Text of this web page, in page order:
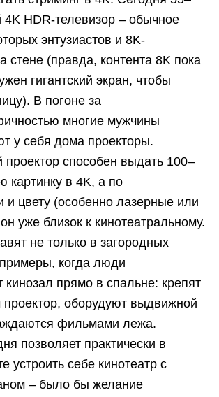
HDR-телевизор – обычное
энтузиастов и 8K-
стене (правда, контента 8K пока
гигантский экран, чтобы
В погоне за
многие мужчины
у себя дома проекторы.
способен выдать 100–
картинку в 4K, а по
и цвету (особенно лазерные или
уже близок к кинотеатральному.
не только в загородных
когда люди
кинозал прямо в спальне: крепят
проектор, оборудуют выдвижной
фильмами лежа.
позволяет практически в
устроить себе кинотеатр с
– было бы желание